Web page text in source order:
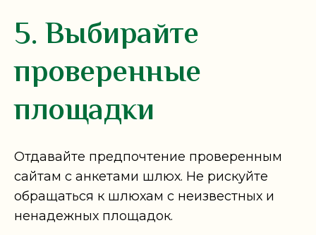
5. Выбирайте
проверенные
площадки
Отдавайте предпочтение проверенным
сайтам с анкетами шлюх. Не рискуйте
обращаться к шлюхам с неизвестных и
ненадежных площадок.